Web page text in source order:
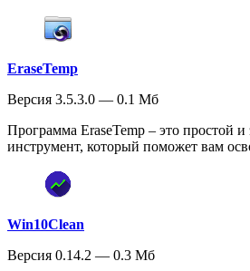
EraseTemp
Версия 3.5.3.0 — 0.1 Мб
Программа EraseTemp – это простой
инструмент, который поможет вам
Win10Clean
Версия 0.14.2 — 0.3 Мб